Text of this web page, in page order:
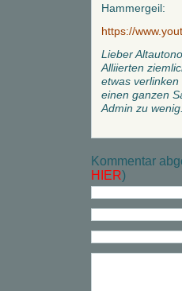
Hammergeil:
https://
Lieber
Alliierten
etwas
einen ganzen
Admin zu
Kommentar
HIER)